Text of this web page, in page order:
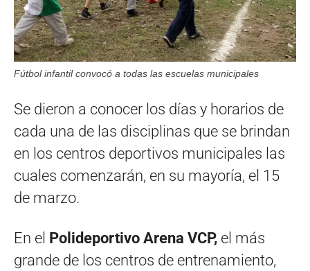
Fútbol infantil convocó a todas las escuelas municipales
Se dieron a conocer los días y horarios de
cada una de las disciplinas que se brindan
en los centros deportivos municipales las
cuales comenzarán, en su mayoría, el 15
de marzo.
En el Polideportivo Arena VCP, el más
grande de los centros de entrenamiento,